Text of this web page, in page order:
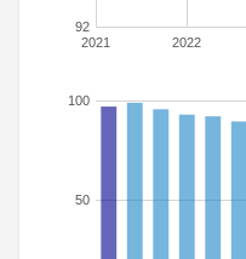
2021 2022
92
50
100